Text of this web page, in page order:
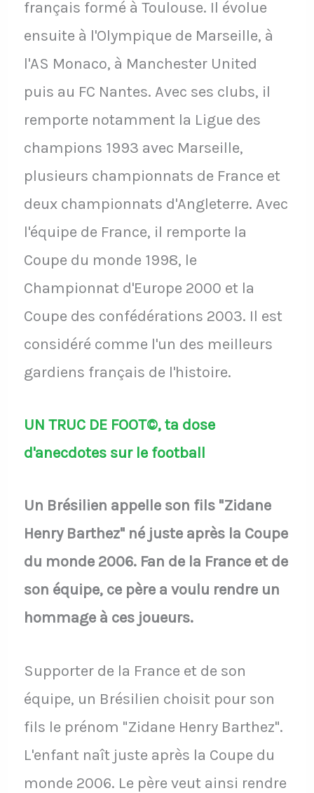
français formé à Toulouse. Il évolue
ensuite à l'Olympique de Marseille, à
l'AS Monaco, à Manchester United
puis au FC Nantes. Avec ses clubs, il
remporte notamment la Ligue des
champions 1993 avec Marseille,
plusieurs championnats de France et
deux championnats d'Angleterre. Avec
l'équipe de France, il remporte la
Coupe du monde 1998, le
Championnat d'Europe 2000 et la
Coupe des confédérations 2003. Il est
considéré comme l'un des meilleurs
gardiens français de l'histoire.
UN TRUC DE FOOT©, ta dose
d'anecdotes sur le football
Un Brésilien appelle son fils "Zidane
Henry Barthez" né juste après la Coupe
du monde 2006. Fan de la France et de
son équipe, ce père a voulu rendre un
hommage à ces joueurs.
Supporter de la France et de son
équipe, un Brésilien choisit pour son
fils le prénom "Zidane Henry Barthez".
L'enfant naît juste après la Coupe du
monde 2006. Le père veut ainsi rendre